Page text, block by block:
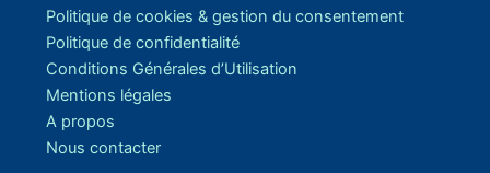
Politique de cookies & gestion du consentement
Politique de confidentialité
Conditions Générales d’Utilisation
Mentions légales
A propos
Nous contacter